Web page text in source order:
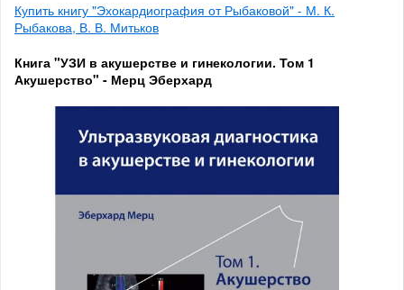
Купить книгу "Эхокардиография от Рыбаковой" - М. К.
Рыбакова, В. В. Митьков
Книга "УЗИ в акушерстве и гинекологии. Том 1
Акушерство" - Мерц Эберхард